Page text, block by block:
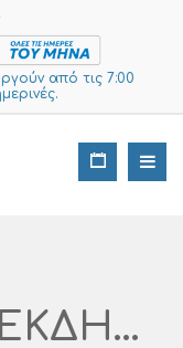
από τις 7:00
ΠΡΟΣΚΛΗΣΗ ΕΚΔΗΛΩΣΗΣ ΕΝΔΙΑΦΕΡΟΝΤΟΣ ΓΙΑ ΤΗΝ ΠΡΟΜΗΘΕΙΑ ΑΣΚΩΝ ΑΙΜΑΤΟΣ ΓΙΑ ΤΗΝ ΑΙΜΟΔΟΣΙΑ ΤΟΥ ΝΟΣΟΚΟΜΕΙΟΥ ΓΙΑ ΕΝΑ ΕΤΟΣ ΑΡ. ΔΙΑΓΩΝΙΣΜΟΥ I SUPPLIES: 563 -2024